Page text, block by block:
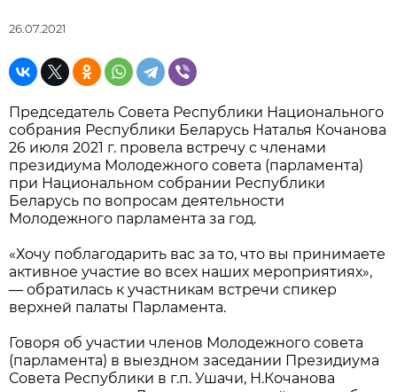
26.07.2021
Председатель Совета Республики Национального
собрания Республики Беларусь Наталья Кочанова
26 июля 2021 г. провела встречу с членами
президиума Молодежного совета (парламента)
при Национальном собрании Республики
Беларусь по вопросам деятельности
Молодежного парламента за год.
«Хочу поблагодарить вас за то, что вы принимаете
активное участие во всех наших мероприятиях»,
— обратилась к участникам встречи спикер
верхней палаты Парламента.
Говоря об участии членов Молодежного совета
(парламента) в выездном заседании Президиума
Совета Республики в г.п. Ушачи, Н.Кочанова